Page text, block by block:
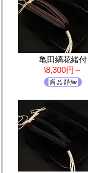
亀田縞花緒付
\8,300円～